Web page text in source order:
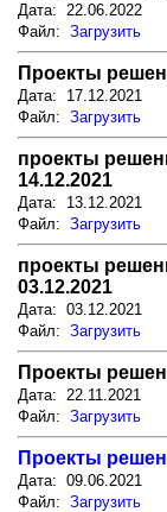
Дата: 22.06.2022
Файл: Загрузить
Проекты
Дата: 17.12.2021
Файл: Загрузить
проекты
14.12.2021
Дата: 13.12.2021
Файл: Загрузить
проекты
03.12.2021
Дата: 03.12.2021
Файл: Загрузить
Проекты
Дата: 22.11.2021
Файл: Загрузить
Проекты
Дата: 09.06.2021
Файл: Загрузить